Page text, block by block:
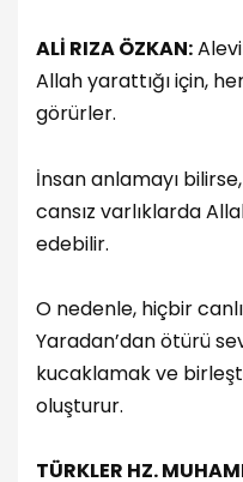
ALİ RIZA ÖZKAN:
Allah yarattığı için,
görürler.
İnsan anlamayı
cansız varlıklarda
edebilir.
O nedenle, hiçbir
Yaradan’dan ötürü
kucaklamak ve
oluşturur.
TÜRKLER HZ.